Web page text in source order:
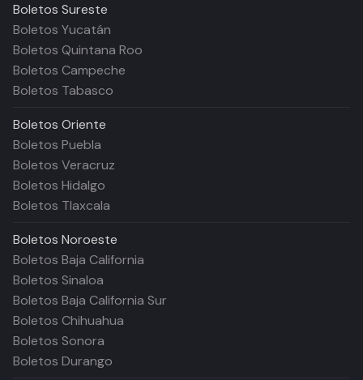
Boletos Sureste
Boletos Yucatán
Boletos Quintana Roo
Boletos Campeche
Boletos Tabasco
Boletos Oriente
Boletos Puebla
Boletos Veracruz
Boletos Hidalgo
Boletos Tlaxcala
Boletos Noroeste
Boletos Baja California
Boletos Sinaloa
Boletos Baja California Sur
Boletos Chihuahua
Boletos Sonora
Boletos Durango